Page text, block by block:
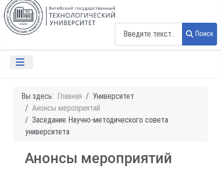
Поиск
Вы здесь: Главная
Университет
Анонсы мероприятий
Заседание Научно-методического совета
университета
Анонсы мероприятий